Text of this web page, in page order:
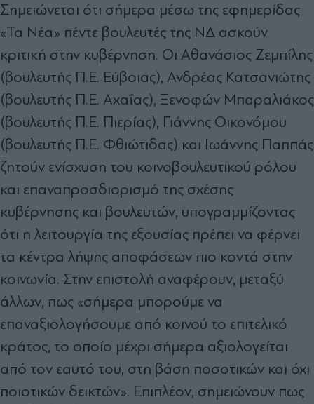
Σημειώνεται ότι σήμερα μέσω της εφημερίδας
«Τα Νέα» πέντε βουλευτές της ΝΔ ασκούν
κριτική στην κυβέρνηση. Οι Αθανάσιος Ζεμπίλης
(βουλευτής Π.Ε. Εύβοιας), Ανδρέας Κατσανιώτης
(βουλευτής Π.Ε. Αχαΐας), Ξενοφών Μπαραλιάκος
(βουλευτής Π.Ε. Πιερίας), Γιάννης Οικονόμου
(βουλευτής Π.Ε. Φθιώτιδας) και Ιωάννης Παππάς
ζητούν ενίσχυση του κοινοβουλευτικού ρόλου
και επαναπροσδιορισμό της σχέσης
κυβέρνησης και βουλευτών, υπογραμμίζοντας
ότι η λειτουργία της εξουσίας πρέπει να φέρνει
τα κέντρα λήψης αποφάσεων πιο κοντά στην
κοινωνία. Στην επιστολή αναφέρουν, μεταξύ
άλλων, πως «σήμερα μπορούμε να
επαναξιολογήσουμε από κοινού το επιτελικό
κράτος, το οποίο μέχρι σήμερα αξιολογείται
από τον εαυτό του, στη βάση ποσοτικών και όχι
ποιοτικών δεικτών». Επιπλέον, σημειώνουν πως